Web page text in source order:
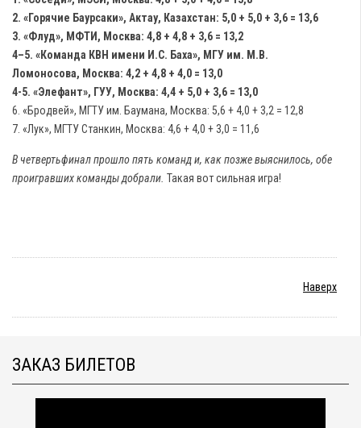
2. «Горячие Баурсаки», Актау, Казахстан: 5,0 + 5,0 + 3,6 = 13,6
3. «Флуд», МФТИ, Москва: 4,8 + 4,8 + 3,6 = 13,2
4–5. «Команда КВН имени И.С. Баха», МГУ им. М.В.
Ломоносова, Москва: 4,2 + 4,8 + 4,0 = 13,0
4-5. «Элефант», ГУУ, Москва: 4,4 + 5,0 + 3,6 = 13,0
6. «Бродвей», МГТУ им. Баумана, Москва: 5,6 + 4,0 + 3,2 = 12,8
7. «Лук», МГТУ Станкин, Москва: 4,6 + 4,0 + 3,0 = 11,6
В четвертьфинал прошло пять команди, как позже выяснилось, обе
проигравших команды добрали. Такая вот сильная игра!
Наверх
ЗАКАЗ БИЛЕТОВ